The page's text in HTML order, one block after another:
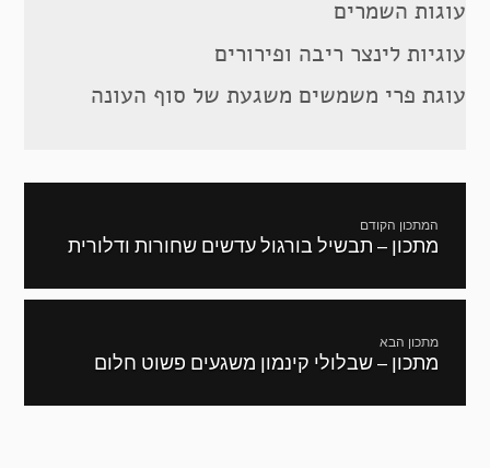
עוגות השמרים
עוגיות לינצר ריבה ופירורים
עוגת פרי משמשים משגעת של סוף העונה
המתכון הקודם
מתכון
מתכון – תבשיל בורגול עדשים שחורות ודלורית
מתכון הבא
המתכון
מתכון – שבלולי קינמון משגעים פשוט חלום